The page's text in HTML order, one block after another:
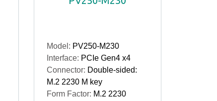
Model: PV250-M230
Interface: PCIe Gen4 x4
Connector: Double-sided:
M.2 2230 M key
Form Factor: M.2 2230